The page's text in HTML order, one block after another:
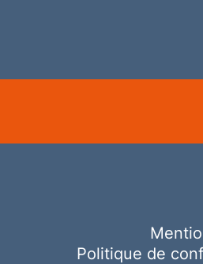
Politique de